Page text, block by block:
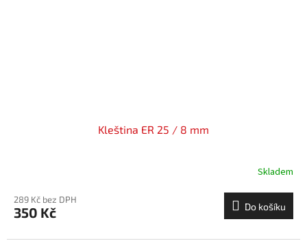
Kleština ER 25 / 8 mm
Skladem
289 Kč bez DPH
350 Kč Do košíku